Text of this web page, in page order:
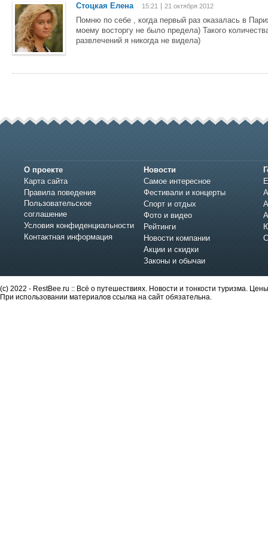
Стоцкая Елена 15:21 21 октября 2012
Помню по себе , когда первый раз оказалась в
моему восторгу не было предела) Такого
развлечений я никогда не видела)
О проекте
Карта сайта
Правила поведения
Пользовательское
соглашение
Условия конфиденциальности
Контактная информация
Новости
Самое интересное
Фестивали и концерты
Спорт и отдых
Фото и видео
Рейтинги
Новости компании
Акции и скидки
Законы и обычаи
(c) 2022 - RestBee.ru :: Всё о путешествиях. Новости и тонкости туризма.
При использовании материалов ссылка на сайт обязательна.